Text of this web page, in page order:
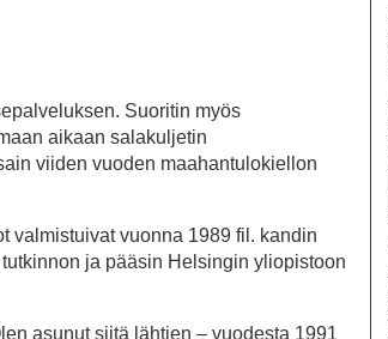
Suoritin myös
aikaan salakuljetin
viiden vuoden maahantulokiellon
valmistuivat vuonna 1989 fil. kandin
ja pääsin Helsingin yliopistoon
asunut siitä lähtien – vuodesta 1991